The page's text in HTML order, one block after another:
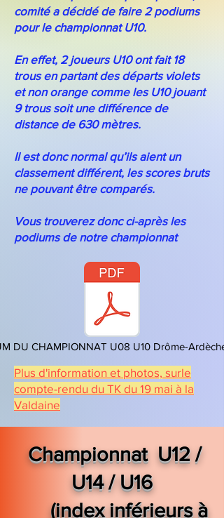
comité a décidé de faire 2 podiums
pour le championnat U10.
En effet, 2 joueurs U10 ont fait 18
trous en partant des départs violets
et non orange comme les U10 jouant
9 trous soit une différence de
distance de 630 mètres.
Il est donc normal qu’ils aient un
classement différent, les scores bruts
ne pouvant être comparés.
Vous trouverez donc ci-après les
podiums de notre championnat
DU CHAMPIONNAT U08 U10 Drôme-
Plus d'information et photos, surle
compte-rendu du TK du 19 mai à la
Valdaine
Championnat U12 /
U14 / U16
(index inférieurs à